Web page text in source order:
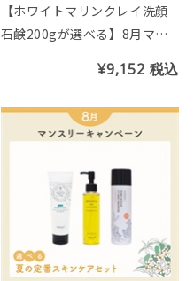
【ホワイトマリンクレイ洗顔
石鹸200gが選べる】8月マン
¥9,152 税込